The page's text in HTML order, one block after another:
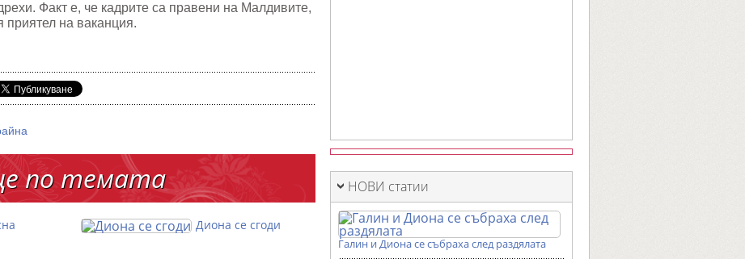
Факт е, че кадрите са правени на Малдивите,
приятел на ваканция.
по темата
Диона се сгоди
НОВИ статии
Галин и Диона се събраха след раздялата